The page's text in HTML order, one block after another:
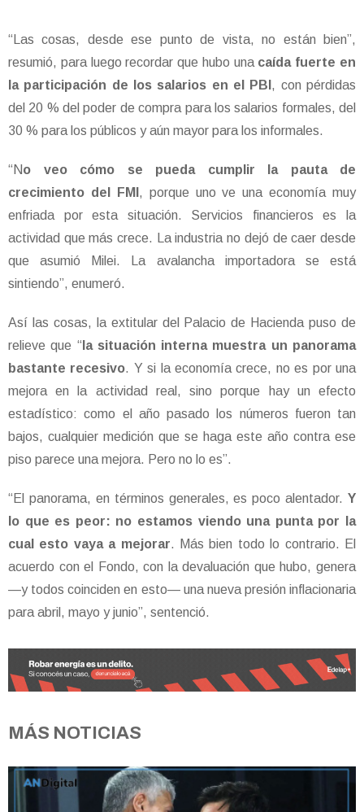
“Las cosas, desde ese punto de vista, no están bien”,
resumió, para luego recordar que hubo unacaída fuerte en
la participación de los salarios en el PBI , con pérdidas
del 20 % del poder de compra para los salarios formales, del
30 % para los públicos y aún mayor para los informales.
“No veo cómo se pueda cumplir la pauta de
crecimiento del FMI , porque uno ve una economía muy
enfriada por esta situación. Servicios financieros es la
actividad que más crece. La industria no dejó de caer desde
que asumió Milei. La avalancha importadora se está
sintiendo”, enumeró.
Así las cosas, la extitular del Palacio de Hacienda puso de
relieve que “ la situación interna muestra un panorama
bastante recesivo. Y si la economía crece, no es por una
mejora en la actividad real, sino porque hay un efecto
estadístico: como el año pasado los números fueron tan
bajos, cualquier medición que se haga este año contra ese
piso parece una mejora. Pero no lo es”.
“El panorama, en términos generales, es poco alentador. Y
lo que es peor: no estamos viendo una punta por la
cual esto vaya a mejorar. Más bien todo lo contrario. El
acuerdo con el Fondo, con la devaluación que hubo, genera
—y todos coinciden en esto— una nueva presión inflacionaria
para abril, mayo y junio”, sentenció.
MÁS NOTICIAS